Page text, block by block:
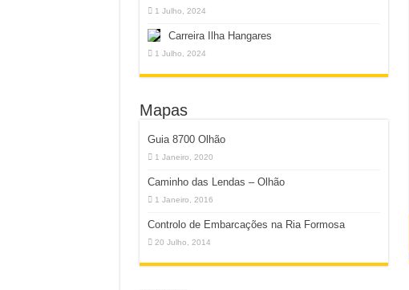
1 Julho, 2024
Carreira Ilha Hangares
1 Julho, 2024
Mapas
Guia 8700 Olhão
1 Janeiro, 2020
Caminho das Lendas – Olhão
1 Janeiro, 2016
Controlo de Embarcações na Ria Formosa
20 Julho, 2014